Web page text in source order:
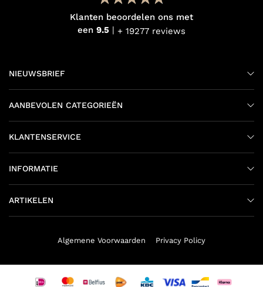
Klanten beoordelen ons met
een 9.5 + 19277 reviews
NIEUWSBRIEF
AANBEVOLEN CATEGORIEËN
KLANTENSERVICE
INFORMATIE
ARTIKELEN
Algemene Voorwaarden Privacy Policy